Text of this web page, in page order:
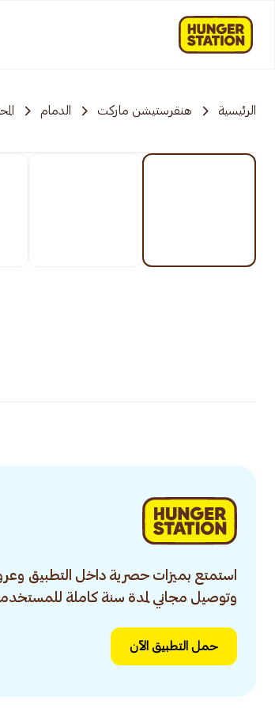
الرئيسية هنقرستيشن ماركت الدمام
استمتع بميزات حصرية داخل التطبيق
وتوصيل مجاني لمدة سنة كاملة
حمل التطبيق الآن